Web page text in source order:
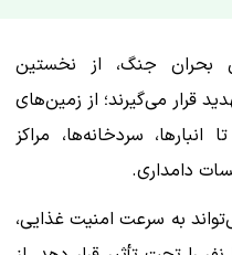
بحران جنگ، از نخستین
قرار می‌گیرند؛ از زمین‌های
سردخانه‌ها، مراکز
دامداری.
به سرعت امنیت غذایی،